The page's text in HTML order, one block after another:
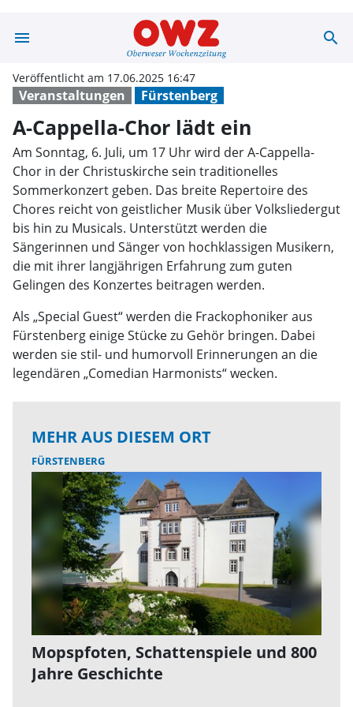
menu A-Cappella- search
Veranstaltungen Fürstenberg
Veröffentlicht am 17.06.2025 16:47
A-Cappella-Chor lädt ein
Am Sonntag, 6. Juli, um 17 Uhr wird der A-Cappella-
Chor in der Christuskirche sein traditionelles
Sommerkonzert geben. Das breite Repertoire des
Chores reicht von geistlicher Musik über Volksliedergut
bis hin zu Musicals. Unterstützt werden die
Sängerinnen und Sänger von hochklassigen Musikern,
die mit ihrer langjährigen Erfahrung zum guten
Gelingen des Konzertes beitragen werden.
Als „Special Guest“ werden die Frackophoniker aus
Fürstenberg einige Stücke zu Gehör bringen. Dabei
werden sie stil- und humorvoll Erinnerungen an die
legendären „Comedian Harmonists“ wecken.
MEHR AUS DIESEM ORT
FÜRSTENBERG
Mopspfoten, Schattenspiele und 800
Jahre Geschichte